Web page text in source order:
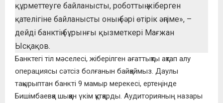
құрметтеуге байланысты, роботтың жіберген
қателігіне байланысты оның бәрі өтірік әңгіме», –
дейді банктің бұрынғы қызметкері Мағжан
Ысқақов.
Банктегі тіл мәселесі, жіберілген ағаттықты ақтап алу
операциясы сәтсіз болғанын байқаймыз. Даулы
тақырыптан банкті 9 мамыр мерекесі, ертеңінде
Бишімбаевқа шыққан үкім құтқарды. Аудиторияның назары